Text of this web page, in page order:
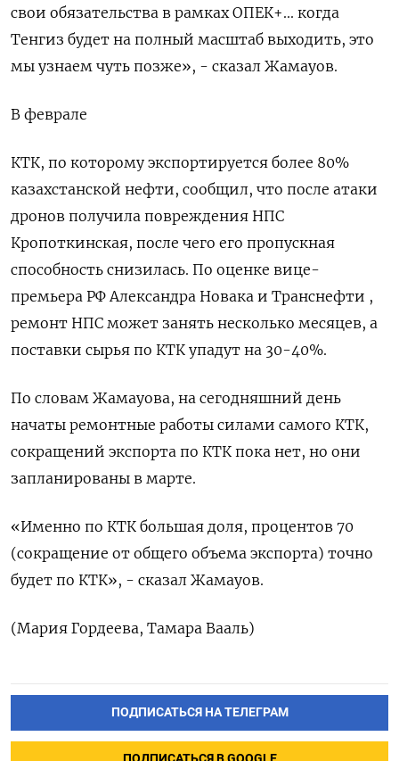
свои обязательства в рамках ОПЕК+... когда
Тенгиз будет на полный масштаб выходить, это
мы узнаем чуть позже», - сказал Жамауов.
В феврале
КТК, по которому экспортируется более 80%
казахстанской нефти, сообщил, что после атаки
дронов получила повреждения НПС
Кропоткинская, после чего его пропускная
способность снизилась. По оценке вице-
премьера РФ Александра Новака и Транснефти ,
ремонт НПС может занять несколько месяцев, а
поставки сырья по КТК упадут на 30-40%.
По словам Жамауова, на сегодняшний день
начаты ремонтные работы силами самого КТК,
сокращений экспорта по КТК пока нет, но они
запланированы в марте.
«Именно по КТК большая доля, процентов 70
(сокращение от общего объема экспорта) точно
будет по КТК», - сказал Жамауов.
(Мария Гордеева, Тамара Вааль)
ПОДПИСАТЬСЯ НА ТЕЛЕГРАМ